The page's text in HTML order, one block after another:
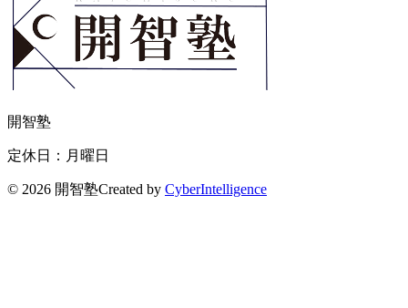
開智塾
定休日：月曜日
© 2026 開智塾Created by CyberIntelligence